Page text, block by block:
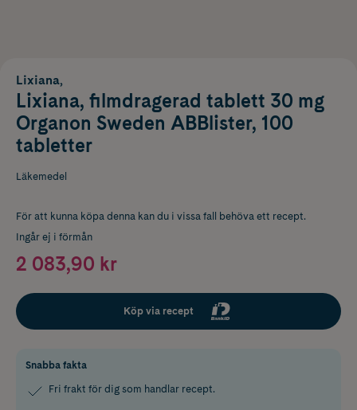
Lixiana,
Lixiana, filmdragerad tablett 30 mg
Organon Sweden ABBlister, 100
tabletter
Läkemedel
För att kunna köpa denna kan du i vissa fall behöva ett recept.
Ingår ej i förmån
2 083,90 kr
Köp via recept
Snabba fakta
Fri frakt för dig som handlar recept.